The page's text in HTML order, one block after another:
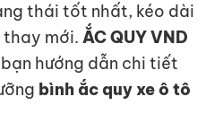
thái tốt nhất, kéo dài
mới. ẮC QUY VND
hướng dẫn chi tiết
bình ắc quy xe ô tô